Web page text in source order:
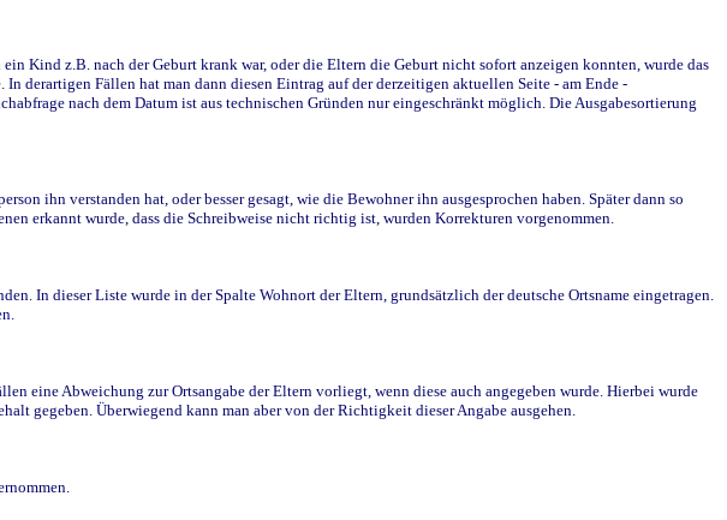
Kind z.B. nach der Geburt krank war, oder die Eltern die Geburt nicht sofort anzeigen konnten, wurde das
derartigen Fällen hat man dann diesen Eintrag auf der derzeitigen aktuellen Seite - am Ende -
nach dem Datum ist aus technischen Gründen nur eingeschränkt möglich. Die Ausgabesortierung
ihn verstanden hat, oder besser gesagt, wie die Bewohner ihn ausgesprochen haben. Später dann so
erkannt wurde, dass die Schreibweise nicht richtig ist, wurden Korrekturen vorgenommen.
In dieser Liste wurde in der Spalte Wohnort der Eltern, grundsätzlich der deutsche Ortsname eingetragen.
eine Abweichung zur Ortsangabe der Eltern vorliegt, wenn diese auch angegeben wurde. Hierbei wurde
gegeben. Überwiegend kann man aber von der Richtigkeit dieser Angabe ausgehen.